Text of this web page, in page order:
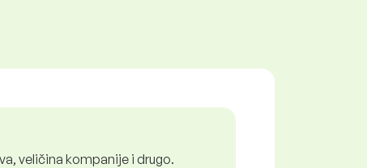
veličina kompanije i drugo.